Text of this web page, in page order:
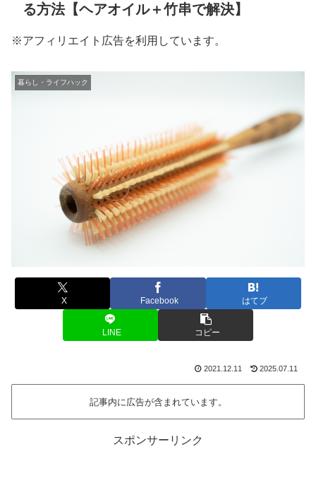
る方法【ヘアオイル＋竹串で解決】
※アフィリエイト広告を利用しています。
暮らし・ライフハック
X Facebook はてブ
LINE コピー
2021.12.11 2025.07.11
記事内に広告が含まれています。
スポンサーリンク